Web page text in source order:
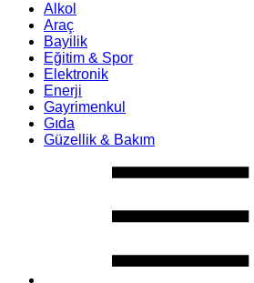
Alkol
Araç
Bayilik
Eğitim & Spor
Elektronik
Enerji
Gayrimenkul
Gıda
Güzellik & Bakım